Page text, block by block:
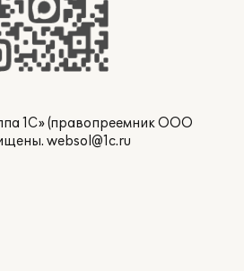
1С» (правопреемник ООО
websol@1c.ru